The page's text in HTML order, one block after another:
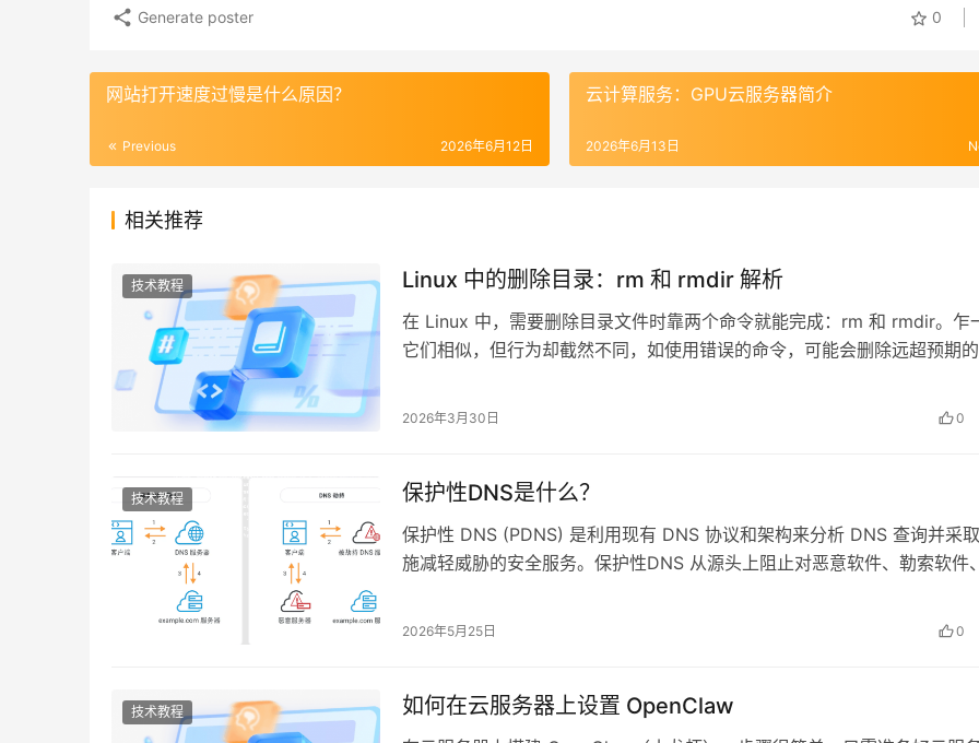
0
Generate poster
网站打开速度过慢是什么原因？
Previous 2026年6月12日
云计算服务：GPU云服务器简介
2026年6月13日
相关推荐
技术教程 Linux 中的删除目录：rm 和 rmdir 解析
在 Linux 中，需要删除目录文件时靠两个命令就能完成：rm 和 rmdir。乍
它们相似，但行为却截然不同，如使用错误的命令，可能会删除远超预期
2026年3月30日 0
技术教程 保护性DNS是什么？
保护性 DNS (PDNS) 是利用现有 DNS 协议和架构来分析 DNS 查询并采
施减轻威胁的安全服务。保护性DNS 从源头上阻止对恶意软件、勒索软件
2026年5月25日 0
技术教程 如何在云服务器上设置 OpenClaw